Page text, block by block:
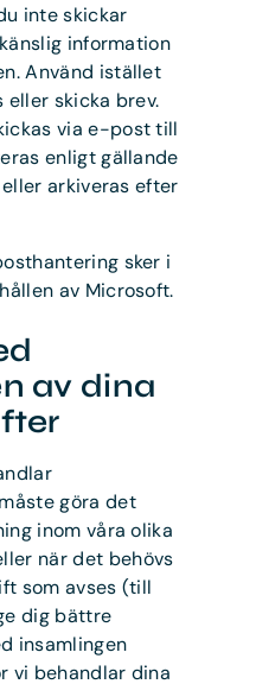
inte skickar
information
Använd istället
skicka brev.
via e-post till
enligt gällande
arkiveras efter
sker i
av Microsoft.
av dina
göra det
inom våra olika
när det behövs
som avses (till
dig bättre
insamlingen
vi behandlar dina